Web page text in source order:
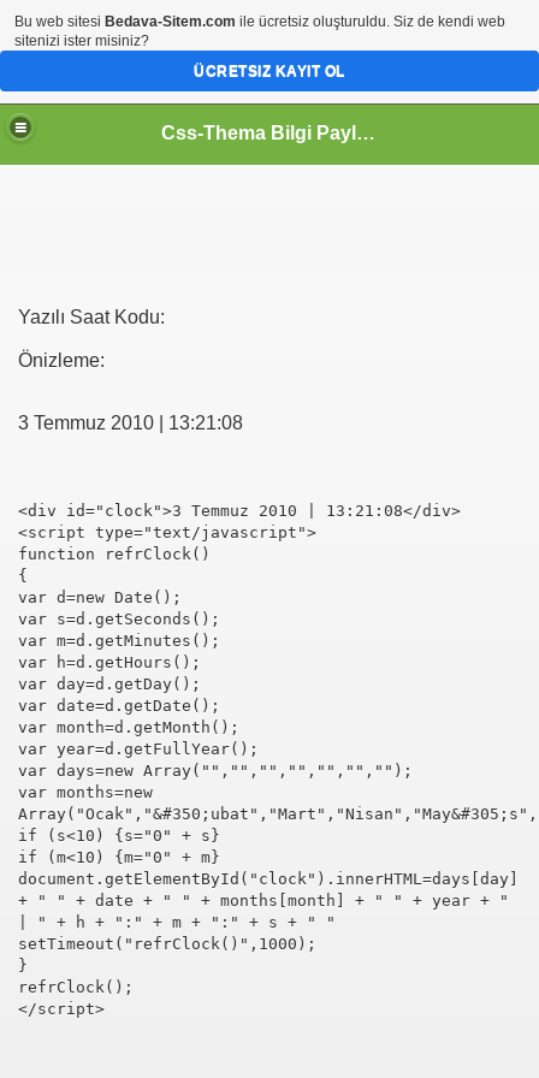
Css-Thema Bilgi Paylaşım Platformu..
Yazılı Saat Kodu:
Önizleme:
3 Temmuz 2010 | 13:21:08
<div id="clock">3 Temmuz 2010 | 13:21:08</div>
<script type="text/javascript">
function refrClock()
{
var d=new Date();
var s=d.getSeconds();
var m=d.getMinutes();
var h=d.getHours();
var day=d.getDay();
var date=d.getDate();
var month=d.getMonth();
var year=d.getFullYear();
var days=new Array("","","","","","","");
var months=new
if (s<10) {s="0" + s}
if (m<10) {m="0" + m}
document.getElementById("clock").innerHTML=days[day]
+ " " + date + " " + months[month] + " " + year + "
| " + h + ":" + m + ":" + s + " "
setTimeout("refrClock()",1000);
}
refrClock();
</script>
Bu web sitesi Bedava-Sitem.com ile ücretsiz oluşturuldu. Siz de kendi web
sitenizi ister misiniz?
ÜCRETSIZ KAYIT OL